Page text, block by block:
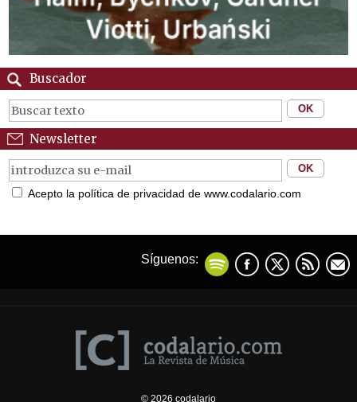
Buscador
Newsletter
Acepto la política de privacidad de www.codalario.com
Síguenos:
© 2026 codalario